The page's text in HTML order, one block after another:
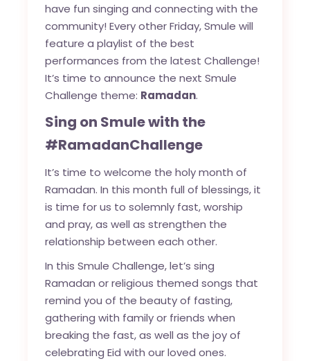
have fun singing and connecting with the
community! Every other Friday, Smule will
feature a playlist of the best
performances from the latest Challenge!
It’s time to announce the next Smule
Challenge theme: Ramadan.
Sing on Smule with the
#RamadanChallenge
It’s time to welcome the holy month of
Ramadan. In this month full of blessings, it
is time for us to solemnly fast, worship
and pray, as well as strengthen the
relationship between each other.
In this Smule Challenge, let’s sing
Ramadan or religious themed songs that
remind you of the beauty of fasting,
gathering with family or friends when
breaking the fast, as well as the joy of
celebrating Eid with our loved ones.